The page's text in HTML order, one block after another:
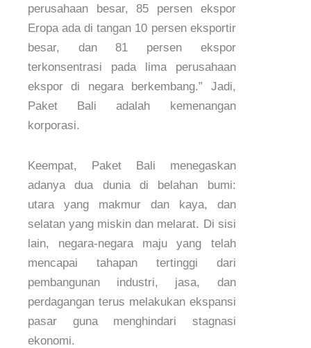
perusahaan besar, 85 persen ekspor
Eropa ada di tangan 10 persen eksportir
besar, dan 81 persen ekspor
terkonsentrasi pada lima perusahaan
ekspor di negara berkembang.” Jadi,
Paket Bali adalah kemenangan
korporasi.
Keempat, Paket Bali menegaskan
adanya dua dunia di belahan bumi:
utara yang makmur dan kaya, dan
selatan yang miskin dan melarat. Di sisi
lain, negara-negara maju yang telah
mencapai tahapan tertinggi dari
pembangunan industri, jasa, dan
perdagangan terus melakukan ekspansi
pasar guna menghindari stagnasi
ekonomi.